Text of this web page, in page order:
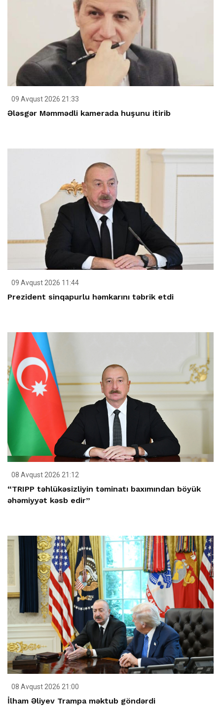
09 Avqust 2026 21:33
Ələsgər Məmmədli kamerada huşunu itirib
09 Avqust 2026 11:44
Prezident sinqapurlu həmkarını təbrik etdi
08 Avqust 2026 21:12
“TRIPP təhlükəsizliyin təminatı baxımından böyük
əhəmiyyət kəsb edir”
08 Avqust 2026 21:00
İlham Əliyev Trampa məktub göndərdi